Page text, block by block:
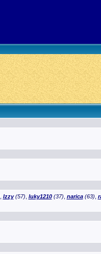
, Izzy(57), luky1210(37), narica(63),